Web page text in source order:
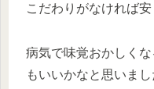
こだわりがなければ安
病気で味覚おかしく
もいいかなと思いまし